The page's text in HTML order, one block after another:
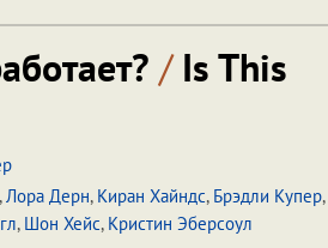
/Is This
,Лора Дерн, Киран Хайндс, Брэдли Купер,
, Шон Хейс, Кристин Эберсоул